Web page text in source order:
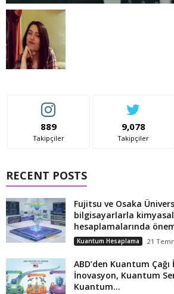
889
Takipçiler
9,078
Takipçiler
RECENT POSTS
Fujitsu ve Osaka
bilgisayarlarla
hesaplamalarında
Kuantum Hesaplama 21
ABD’den Kuantum
İnovasyon, Kuantum
Kuantum...